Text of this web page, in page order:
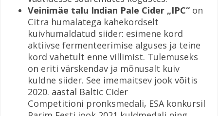
Veinimäe talu Indian Pale Cider „IPC“ on
Citra humalatega kahekordselt
kuivhumaldatud siider: esimene kord
aktiivse fermenteerimise alguses ja teine
kord vahetult enne villimist. Tulemuseks
on eriti värskendav ja mõnusalt kuiv
kuldne siider. See imemaitsev jook võitis
2020. aastal Baltic Cider
Competitioni pronksmedali, ESA konkursil